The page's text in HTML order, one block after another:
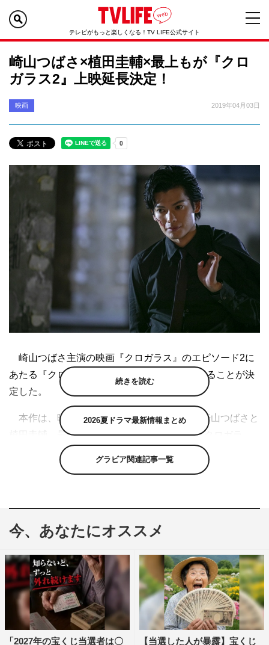
テレビがもっと楽しくなる！TV LIFE公式サイト
崎山つばさ×植田圭輔×最上もが『クロ
ガラス2』上映延長決定！
映画 2019年04月03日
崎山つばさ主演の映画『クロガラス』のエピソード2に
あたる『クロガラス2』の上映期間が延長されることが決
定した。
本作は、映画初出演にして初主演を務める崎山つばさと
植田圭輔、最上もががチームを組んだ解決屋“クロガラ
ス”が、アジア最大の歓楽街「新宿の裏社会」で起こるト
ラブルに立ち向かうアクションエンターテインメント。主
シネマート新宿、シネマート心斎橋で上映開始された本
け、4月5日（金）までの予定だった上映期間の延長が決
定。シネマート新宿は4月11日（木）まで（4月9日（火）
は休映）、シネマート心斎橋は4月10日（水）まで上映延
長される（4月8日（月）は休映）。
映画『クロガラス2』劇場上映延長期間
続きを読む
2026夏ドラマ最新情報まとめ
グラビア関連記事一覧
今、あなたにオススメ
「2027年の宝くじ当選者は〇
【当選した人が暴露】宝くじ